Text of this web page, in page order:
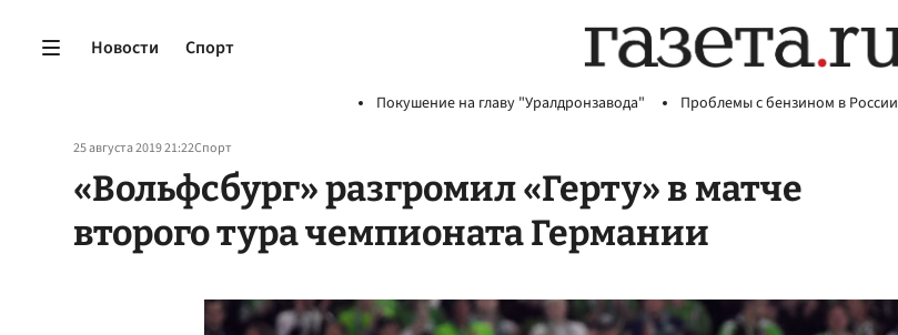
Новости Спорт
Покушение на главу "Уралдронзавода" Проблемы с бензином в России
25 августа 2019 21:22Спорт
«Вольфсбург» разгромил «Герту» в матче
второго тура чемпионата Германии